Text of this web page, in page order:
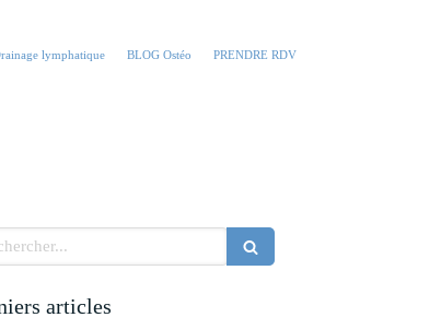
lymphatique BLOG Ostéo PRENDRE RDV
articles